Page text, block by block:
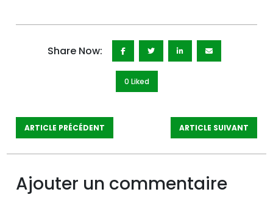
Share Now:
0 Liked
ARTICLE PRÉCÉDENT ARTICLE SUIVANT
Ajouter un commentaire